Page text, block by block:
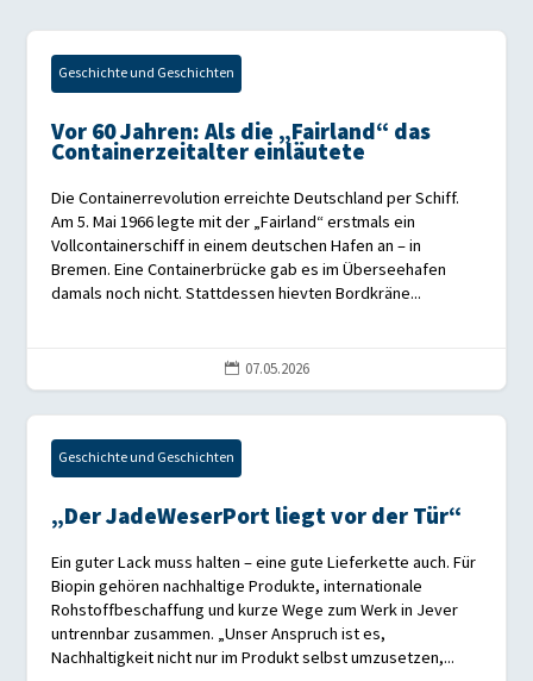
Geschichte und Geschichten
Vor 60 Jahren: Als die „Fairland“ das
Containerzeitalter einläutete
Die Containerrevolution erreichte Deutschland per Schiff.
Am 5. Mai 1966 legte mit der „Fairland“ erstmals ein
Vollcontainerschiff in einem deutschen Hafen an – in
Bremen. Eine Containerbrücke gab es im Überseehafen
damals noch nicht. Stattdessen hievten Bordkräne...
 07.05.2026
Geschichte und Geschichten
„Der JadeWeserPort liegt vor der Tür“
Ein guter Lack muss halten – eine gute Lieferkette auch. Für
Biopin gehören nachhaltige Produkte, internationale
Rohstoffbeschaffung und kurze Wege zum Werk in Jever
untrennbar zusammen. „Unser Anspruch ist es,
Nachhaltigkeit nicht nur im Produkt selbst umzusetzen,...